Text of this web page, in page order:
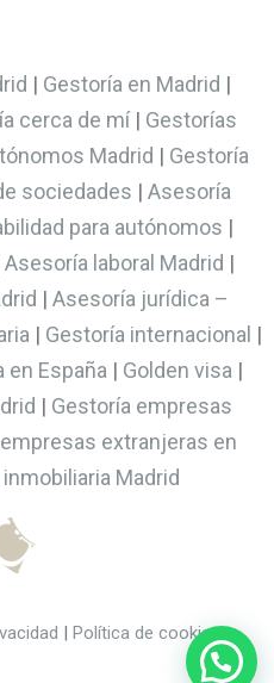
| Gestoría en Madrid |
cerca de mí| Gestorías
Madrid | Gestoría
sociedades | Asesoría
para autónomos |
Asesoría laboral Madrid |
| Asesoría jurídica –
| Gestoría internacional |
en España | Golden visa |
| Gestoría empresas
extranjeras en
Madrid
| Política de cookies